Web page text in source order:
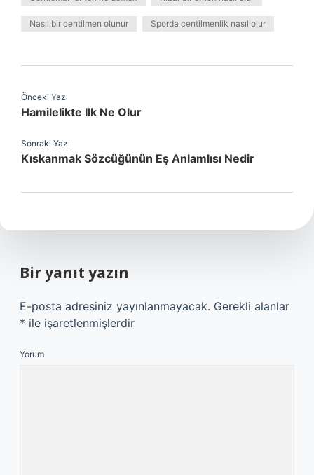
Nasıl bir centilmen olunur Sporda centilmenlik nasıl olur
Önceki Yazı
Hamilelikte Ilk Ne Olur
Sonraki Yazı
Kıskanmak Sözcüğünün Eş Anlamlısı Nedir
Bir yanıt yazın
E-posta adresiniz yayınlanmayacak. Gerekli alanlar
* ile işaretlenmişlerdir
Yorum